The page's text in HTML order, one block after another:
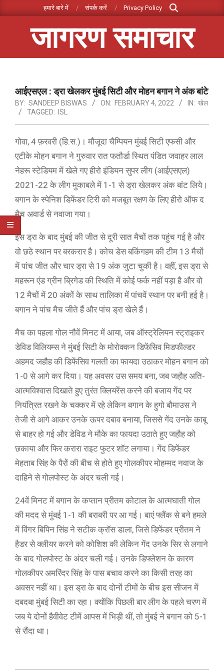
to
हमारे बारे में संपर्क करें Privacy Policy
Search
जागरण समाचार
Menuआईएसएल : ड्रा खेलकर मुंबई सिटी और मोहन बगान ने अंक बांटे
BY: SANDEEP BISWAS ON: FEBRUARY 4, 2022 IN: खेल
TAGGED:
ISL
गोवा, 4 फ़रवरी (हि.स.)। मौजूदा चैम्पियन मुंबई सिटी एफसी और
एटीके मोहन बगान ने गुरुवार रात फतौर्डा स्थित पंडित जवाहर लाल
नेहरू स्टेडियम में खेले गए हीरो इंडियन सुपर लीग (आईएसएल)
2021-22 के लीग मुकाबले में 1-1 से ड्रा खेलकर अंक बांट लिये।
बगान के स्पेनिश डिफेंडर टिरी को मजबूत रक्षण के लिए हीरो ऑफ द
मैच अवार्ड से नवाजा गया।
इस ड्रा के बाद मुंबई की जीत से दूरी सात मैचों तक पहुंच गई है और
वो छठे स्थान पर बरकरार है। कोच डेस बकिंगहम की टीम 13 मैचों
में पांच जीत और चार ड्रा से 19 अंक जुटा चुकी है। वहीं, इस ड्रा से
महरून एंड ग्रीन ब्रिगेड की स्थिति में कोई फर्क नहीं पड़ा है और वो
12 मैचों में 20 अंकों के साथ तालिका में पांचवें स्थान पर बनी हई है।
बगान ने पांच मैच जीते हैं और पांच ड्रा खेले हैं।
मैच का पहला गोल नौवें मिनट में आया, जब ऑस्ट्रेलियन स्ट्राइकर
डेविड विलियम्स ने मुंबई सिटी के मोरोक्कन डिफेंसिव मिडफील्डर
अहमद जहौह की डिफेंसिव गलती का फायदा उठाकर मोहन बगान को
1-0 से आगे कर दिया। यह अवसर उस समय बना, जब जहौह अति-
आत्मविश्वास दिखाते हुए तुरंत क्लियरेंस करने की बजाय गेंद पर
नियंत्रित रखने के चक्कर में रहे लेकिन बगान के हुगो बौमाउस ने
तेजी से आगे आकर उनके ऊपर दबाव बनाया, जिससे गेंद उनके काबू
से बाहर हो गई और डेविड ने मौके का फायदा उठाते हुए जहौह को
छकाया और फिर करारा राइट फुटर शॉट लगाया। गेंद डिफेंडर
मेहताब सिंह के पैरों की बीच से होते हुए गोलकीपर मोहम्मद नवाज के
दाहिने से गोलपोस्ट के अंदर चली गई।
24वें मिनट में बगान के कप्तान प्रीतम कोटाल के आत्मघाती गोल
की मदद से मुंबई 1-1 की बराबरी पर आ गई। बाएं फ्लैंक से बने हमले
में विंगर बिपिन सिंह ने सटीक क्रॉस डाला, जिसे डिफेंडर प्रीतम ने
हैडर से क्लीयर करने को कोशिश की लेकिन गेंद उनके सिर से लगाने
के बाद गोलपोस्ट के अंदर चली गई। उनके डिफ्लेशन के कारण
गोलकीपर अमरिंदर सिंह के पास बचाव करने का किसी तरह का
अवसर नहीं था। इस ड्रा के बाद दोनों टीमों के बीच इस सीजन में
दबदबा मुंबई सिटी का रहा। क्योंकि पिछली बार लीग के पहले चरण में
जब ये दोनों हैवीवेट टीमें आपस में भिड़ी थीं, तो मुंबई ने बगान को 5-1
से रौंदा था।